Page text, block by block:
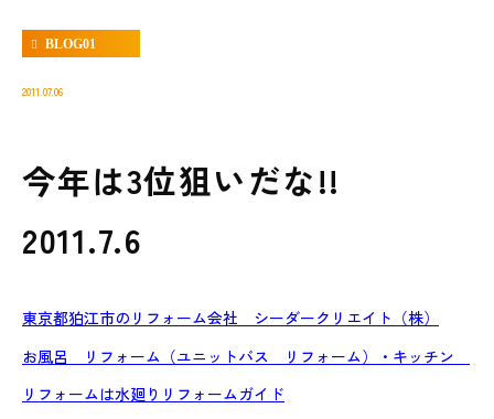
BLOG01
2011.07.06
今年は3位狙いだな!!
2011.7.6
東京都狛江市のリフォーム会社 シーダークリエイト（株）
お風呂 リフォーム（ユニットバス リフォーム）・キッチン
リフォームは水廻りリフォームガイド